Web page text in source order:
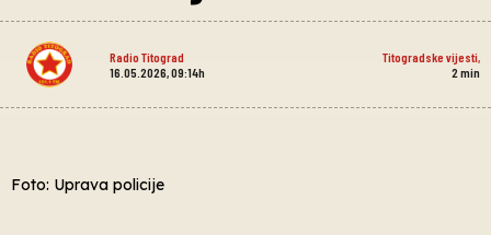
Radio Titograd Titogradske vijesti
16.05.2026, 09:14h
2 min
Foto: Uprava policije